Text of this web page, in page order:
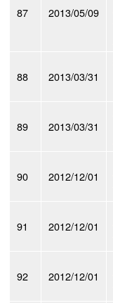
87 2013/05/09
88 2013/03/31
89 2013/03/31
90 2012/12/01
91 2012/12/01
92 2012/12/01